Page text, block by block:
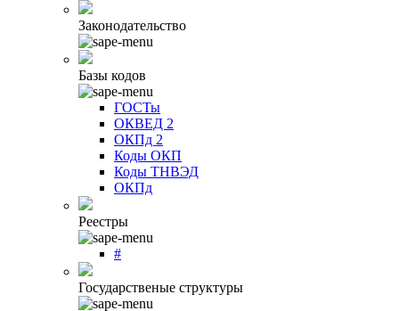
Законодательство
Базы кодов
ГОСТы
ОКВЕД 2
ОКПд 2
Коды ОКП
Коды ТНВЭД
ОКПд
Реестры
#
Государственые структуры